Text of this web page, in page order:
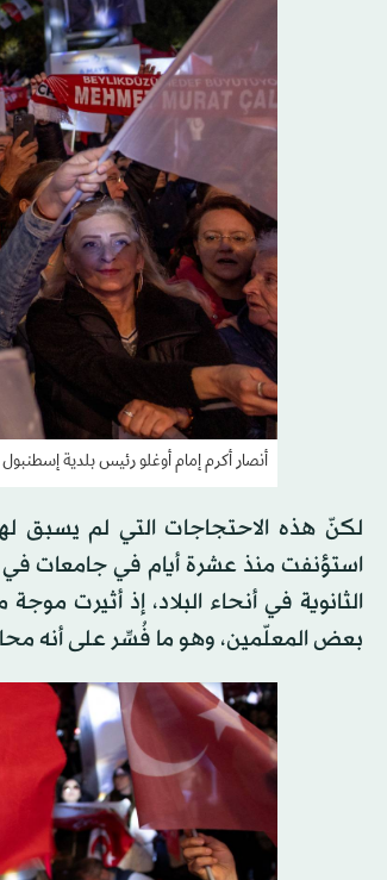
أنصار أكرم إمام أوغلو رئيس بلدية
استؤنفت منذ عشرة أيام في جامعات في
الثانوية في أنحاء البلاد، إذ أثيرت
بعض المعلّمين، وهو ما فُسِّر على أنه